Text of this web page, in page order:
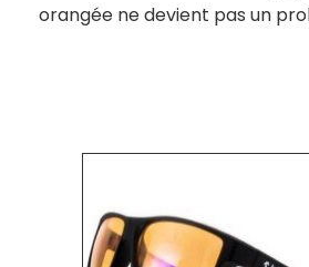
orangée ne devient pas un